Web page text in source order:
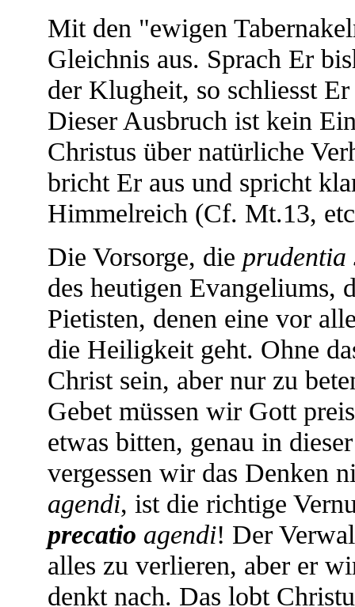
Mit den "ewigen
Gleichnis aus. Sprach Er
der Klugheit, so schliesst
Dieser Ausbruch ist kein
Christus über natürliche
bricht Er aus und spricht
Himmelreich (Cf. Mt.13,
Die Vorsorge, die prudentia
des heutigen Evangeliums,
Pietisten, denen eine vor
die Heiligkeit geht. Ohne
Christ sein, aber nur zu
Gebet müssen wir Gott
etwas bitten, genau in
vergessen wir das Denken
agendi, ist die richtige
precatio agendi! Der
alles zu verlieren, aber er
denkt nach. Das lobt